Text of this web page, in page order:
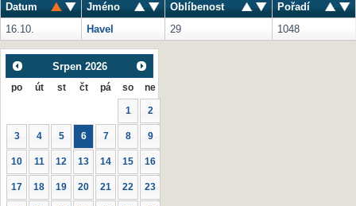
Datum Jméno Oblíbenost
Pořadí
16.10.
Havel 29 1048
Srpen 2026
po út st čt pá so ne
1 2
3 4 5 6 7 8 9
10 11 12 13 14 15 16
17 18 19 20 21 22 23